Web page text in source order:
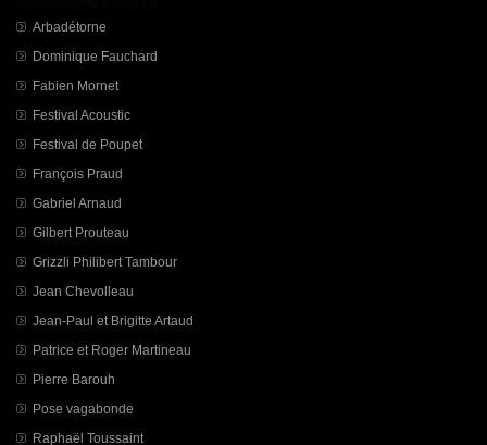
Arbadétorne
Dominique Fauchard
Fabien Mornet
Festival Acoustic
Festival de Poupet
François Praud
Gabriel Arnaud
Gilbert Prouteau
Grizzli Philibert Tambour
Jean Chevolleau
Jean-Paul et Brigitte Artaud
Patrice et Roger Martineau
Pierre Barouh
Pose vagabonde
Raphaël Toussaint